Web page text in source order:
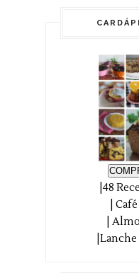
|48
|
|